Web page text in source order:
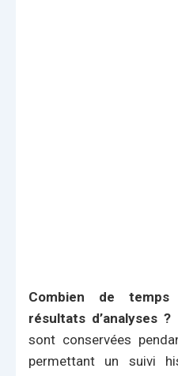
Combien de
résultats d’analyses ?
sont conservées
permettant un suivi